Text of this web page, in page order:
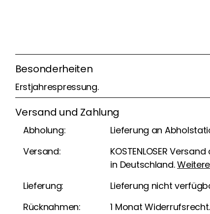
Besonderheiten
Erstjahrespressung.
Versand und Zahlung
Abholung:
Lieferung an
Versand:
KOSTENLOSER
in Deutschland.
Lieferung:
Lieferung nicht
Rücknahmen:
1 Monat Widerrufsrecht.